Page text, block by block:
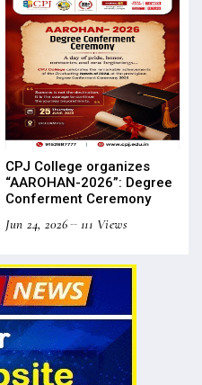
CPJ College organizes
“AAROHAN-2026”: Degree
Conferment Ceremony
Jun 24, 2026
111 Views